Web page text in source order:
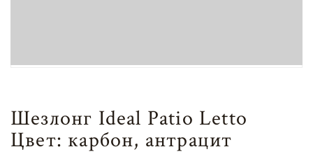
Шезлонг Ideal Patio Letto
Цвет: карбон, антрацит